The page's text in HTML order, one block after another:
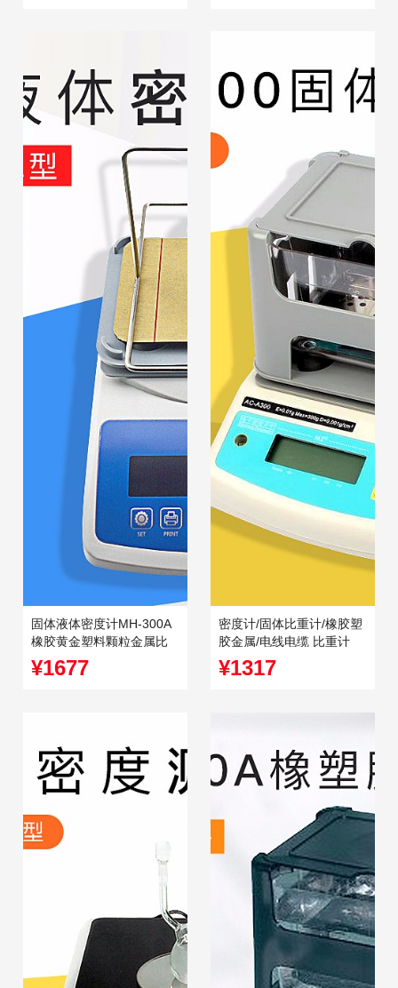
固体液体密度计MH-300A
橡胶黄金塑料颗粒金属比
重计pvc密度测试仪
¥1677
密度计/固体比重计/橡胶塑
胶金属/电线电缆 比重计
¥1317